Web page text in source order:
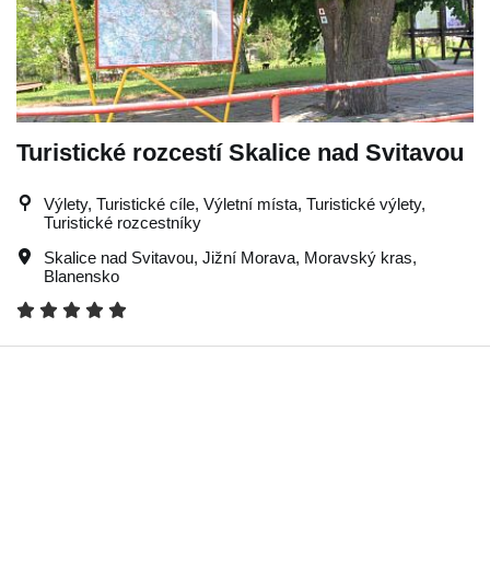
Turistické rozcestí Skalice nad Svitavou
Výlety, Turistické cíle, Výletní místa, Turistické výlety,
Turistické rozcestníky
Skalice nad Svitavou, Jižní Morava, Moravský kras,
Blanensko